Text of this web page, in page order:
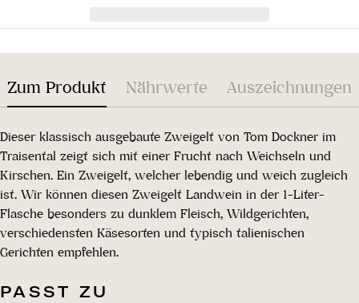
Zum Produkt Nährwerte Auszeichnungen
Dieser klassisch ausgebaute Zweigelt von Tom Dockner im
Traisental zeigt sich mit einer Frucht nach Weichseln und
Kirschen. Ein Zweigelt, welcher lebendig und weich zugleich
ist. Wir können diesen Zweigelt Landwein in der 1-Liter-
Flasche besonders zu dunklem Fleisch, Wildgerichten,
verschiedensten Käsesorten und typisch talienischen
Gerichten empfehlen.
PASST ZU